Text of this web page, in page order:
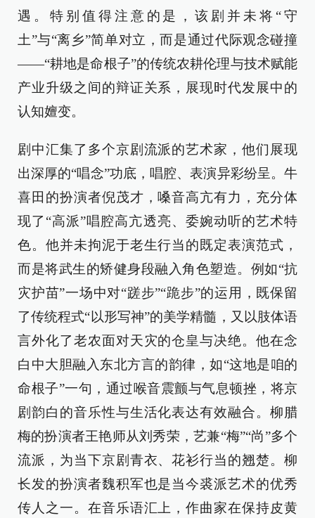
遇。特别值得注意的是，该剧并未将“守
土”与“离乡”简单对立，而是通过代际观念碰撞
——“耕地是命根子”的传统农耕伦理与技术赋能
产业升级之间的辩证关系，展现时代发展中的
认知嬗变。
剧中汇集了多个京剧流派的艺术家，他们展现
出深厚的“唱念”功底，唱腔、表演异彩纷呈。牛
喜田的扮演者倪茂才，嗓音高亢有力，充分体
现了“高派”唱腔高亢透亮、委婉动听的艺术特
色。他并未拘泥于老生行当的既定表演范式，
而是将武生的矫健身段融入角色塑造。例如“抗
灾护苗”一场中对“蹉步”“跪步”的运用，既保留
了传统程式“以形写神”的美学精髓，又以肢体语
言外化了老农面对天灾的仓皇与决绝。他在念
白中大胆融入东北方言的韵律，如“这地是咱的
命根子”一句，通过喉音震颤与气息顿挫，将京
剧韵白的音乐性与生活化表达有效融合。柳腊
梅的扮演者王艳师从刘秀荣，艺兼“梅”“尚”多个
流派，为当下京剧青衣、花衫行当的翘楚。柳
长发的扮演者魏积军也是当今裘派艺术的优秀
传人之一。在音乐语汇上，作曲家在保持皮黄